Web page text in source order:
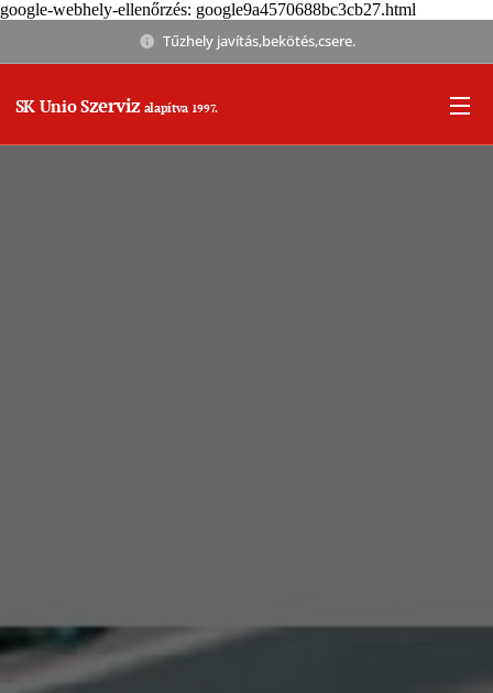
google-webhely-ellenőrzés: google9a4570688bc3cb27.html
Tűzhely javítás,bekötés,csere.
SK Unio Szerviz alapítva 1997.